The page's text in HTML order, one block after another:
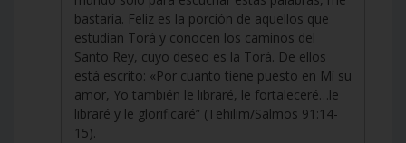
bastaría. Feliz es la porción de aquellos que
estudian Torá y conocen los caminos del
Santo Rey, cuyo deseo es la Torá. De ellos
está escrito: «Por cuanto tiene puesto en Mí su
amor, Yo también le libraré, le fortaleceré…le
libraré y le glorificaré” (Tehilim/Salmos 91:14-
15).